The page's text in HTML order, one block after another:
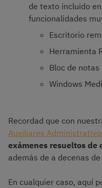
de texto incluido
funcionalidades
Escritorio
Herramienta
Bloc de notas
Windows
Recordad que con
Auxiliares
exámenes resueltos de
además de a decenas
En cualquier caso, aquí